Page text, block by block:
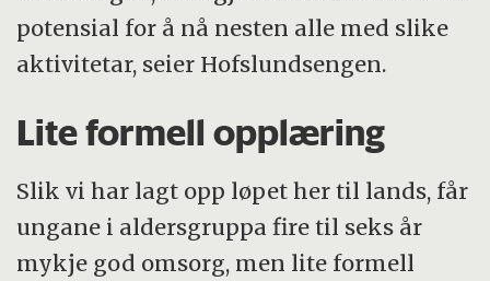
potensial for å nå nesten alle med slike
aktivitetar, seier Hofslundsengen.
Lite formell opplæring
Slik vi har lagt opp løpet her til lands, får
ungane i aldersgruppa fire til seks år
mykje god omsorg, men lite formell